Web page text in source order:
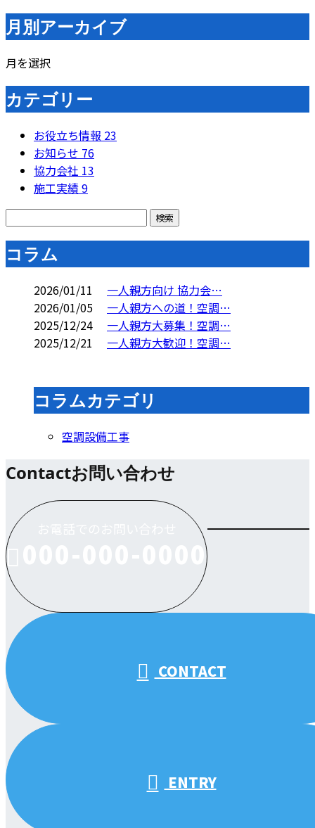
月別アーカイブ
月を選択
カテゴリー
お役立ち情報 23
お知らせ 76
協力会社 13
施工実績9
コラム
2026/01/11
一人親方向け 協力会…
2026/01/05
一人親方への道！空調…
2025/12/24
一人親方大募集！空調…
2025/12/21
一人親方大歓迎！空調…
コラムカテゴリ
空調設備工事
Contactお問い合わせ
000-000-0000
受付／10:00～18:00 (平日)
CONTACT
ENTRY